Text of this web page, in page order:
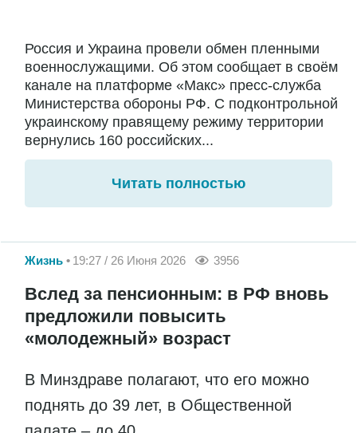
Россия и Украина провели обмен пленными
военнослужащими. Об этом сообщает в своём
канале на платформе «Макс» пресс-служба
Министерства обороны РФ. С подконтрольной
украинскому правящему режиму территории
вернулись 160 российских...
Читать полностью
Жизнь 19:27 / 26 Июня 2026 3956
Вслед за пенсионным: в РФ вновь
предложили повысить
«молодежный» возраст
В Минздраве полагают, что его можно
поднять до 39 лет, в Общественной